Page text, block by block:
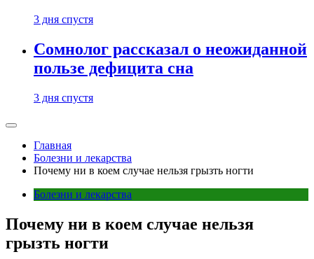
3 дня спустя
Сомнолог рассказал о неожиданной
пользе дефицита сна
3 дня спустя
Главная
Болезни и лекарства
Почему ни в коем случае нельзя грызть ногти
Болезни и лекарства
Почему ни в коем случае нельзя
грызть ногти